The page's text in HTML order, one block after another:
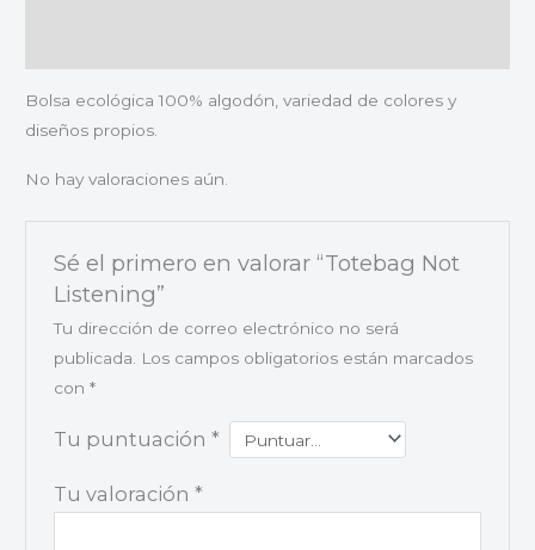
Bolsa ecológica 100% algodón, variedad de colores y
diseños propios.
No hay valoraciones aún.
Sé el primero en valorar “Totebag Not
Listening”
Tu dirección de correo electrónico no será
publicada.
Los campos obligatorios están marcados
con *
Tu puntuación *
Tu valoración *